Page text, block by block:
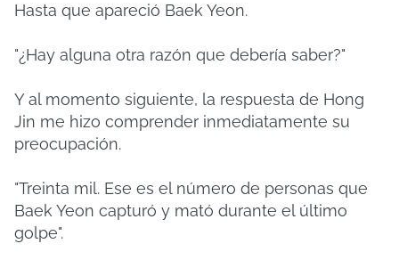
Hasta que apareció Baek Yeon.
"¿Hay alguna otra razón que debería saber?"
Y al momento siguiente, la respuesta de Hong
Jin me hizo comprender inmediatamente su
preocupación.
"Treinta mil. Ese es el número de personas que
Baek Yeon capturó y mató durante el último
golpe".